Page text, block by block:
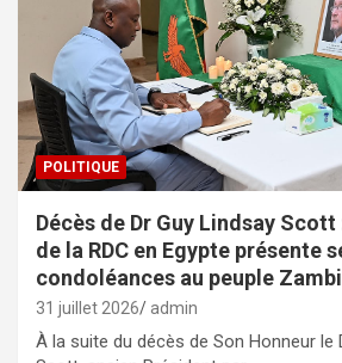
POLITIQUE
Décès de Dr Guy Lindsay Scott
de la RDC en Egypte présente
condoléances au peuple
31 juillet 2026 admin
À la suite du décès de Son Honneur le